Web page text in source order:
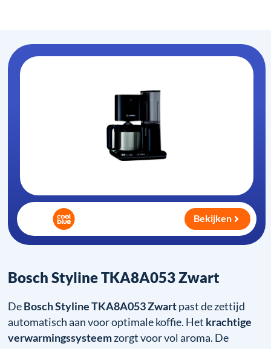
Bosch Styline TKA8A053 Zwart
DeBosch Styline TKA8A053 Zwartpast de zettijd
automatisch aan voor optimale koffie. Het krachtige
verwarmingssysteemzorgt voor vol aroma. De
Bekijken